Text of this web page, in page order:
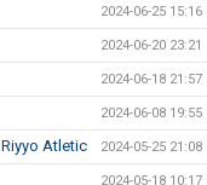
2024-06-25 15:16
2024-06-20 23:21
2024-06-18 21:57
2024-06-08 19:55
Atletic 2024-05-25 21:08
2024-05-18 10:17